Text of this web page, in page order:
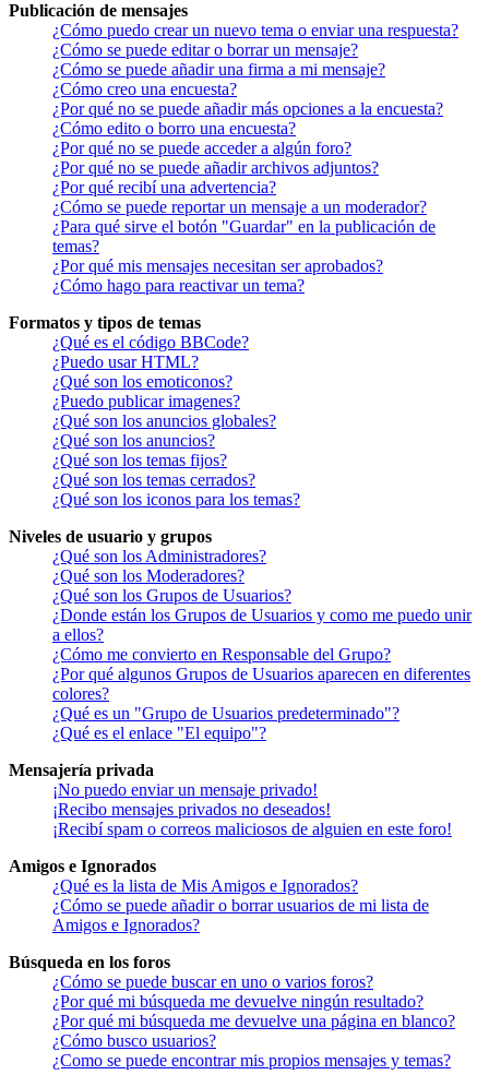
Publicación de mensajes
¿Cómo puedo crear un nuevo tema o enviar una respuesta?
¿Cómo se puede editar o borrar un mensaje?
¿Cómo se puede añadir una firma a mi mensaje?
¿Cómo creo una encuesta?
¿Por qué no se puede añadir más opciones a la encuesta?
¿Cómo edito o borro una encuesta?
¿Por qué no se puede acceder a algún foro?
¿Por qué no se puede añadir archivos adjuntos?
¿Por qué recibí una advertencia?
¿Cómo se puede reportar un mensaje a un moderador?
¿Para qué sirve el botón "Guardar" en la publicación de
temas?
¿Por qué mis mensajes necesitan ser aprobados?
¿Cómo hago para reactivar un tema?
Formatos y tipos de temas
¿Qué es el código BBCode?
¿Puedo usar HTML?
¿Qué son los emoticonos?
¿Puedo publicar imagenes?
¿Qué son los anuncios globales?
¿Qué son los anuncios?
¿Qué son los temas fijos?
¿Qué son los temas cerrados?
¿Qué son los iconos para los temas?
Niveles de usuario y grupos
¿Qué son los Administradores?
¿Qué son los Moderadores?
¿Qué son los Grupos de Usuarios?
¿Donde están los Grupos de Usuarios y como me puedo unir
a ellos?
¿Cómo me convierto en Responsable del Grupo?
¿Por qué algunos Grupos de Usuarios aparecen en diferentes
colores?
¿Qué es un "Grupo de Usuarios predeterminado"?
¿Qué es el enlace "El equipo"?
Mensajería privada
¡No puedo enviar un mensaje privado!
¡Recibo mensajes privados no deseados!
¡Recibí spam o correos maliciosos de alguien en este foro!
Amigos e Ignorados
¿Qué es la lista de Mis Amigos e Ignorados?
¿Cómo se puede añadir o borrar usuarios de mi lista de
Amigos e Ignorados?
Búsqueda en los foros
¿Cómo se puede buscar en uno o varios foros?
¿Por qué mi búsqueda me devuelve ningún resultado?
¿Por qué mi búsqueda me devuelve una página en blanco?
¿Cómo busco usuarios?
¿Como se puede encontrar mis propios mensajes y temas?